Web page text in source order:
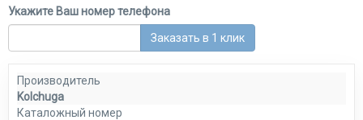
Укажите Ваш номер телефона
Заказать в 1 клик
Производитель
Kolchuga
Каталожный номер